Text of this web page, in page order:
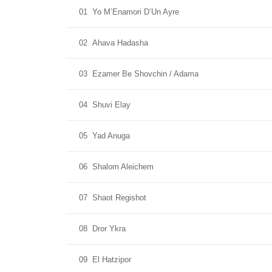
01 Yo M’Enamori D’Un Ayre
02 Ahava Hadasha
03 Ezamer Be Shovchin / Adama
04 Shuvi Elay
05 Yad Anuga
06 Shalom Aleichem
07 Shaot Regishot
08 Dror Ykra
09 El Hatzipor